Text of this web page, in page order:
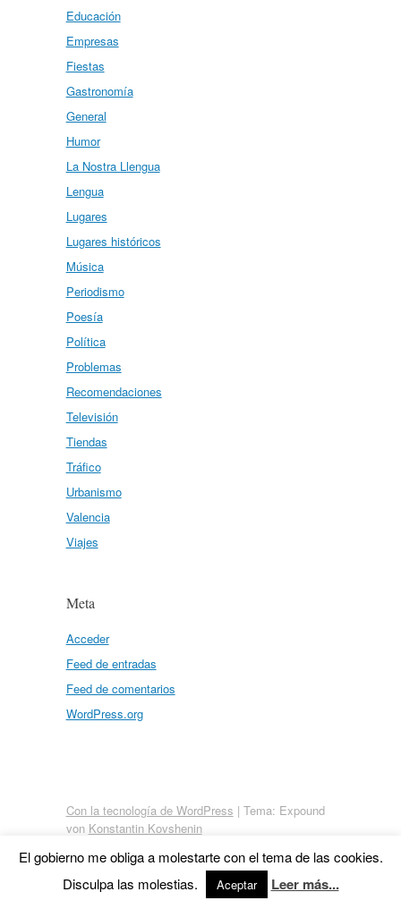
Educación
Empresas
Fiestas
Gastronomía
General
Humor
La Nostra Llengua
Lengua
Lugares
Lugares históricos
Música
Periodismo
Poesía
Política
Problemas
Recomendaciones
Televisión
Tiendas
Tráfico
Urbanismo
Valencia
Viajes
Meta
Acceder
Feed de entradas
Feed de comentarios
WordPress.org
Con la tecnología de WordPress | Tema: Expound
von Konstantin Kovshenin
El gobierno me obliga a molestarte con el tema de las cookies.
Disculpa las molestias.
Aceptar Leer más...